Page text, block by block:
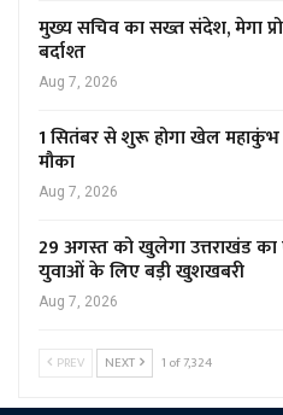
मुख्य सचिव का सख्त संदेश, मेगा
बर्दाश्त
Aug 7, 2026
1 सितंबर से शुरू होगा खेल महाकुंभ
मौका
Aug 7, 2026
29 अगस्त को खुलेगा उत्तराखंड का
युवाओं के लिए बड़ी खुशखबरी
Aug 7, 2026
PREV NEXT 1 of 7,324